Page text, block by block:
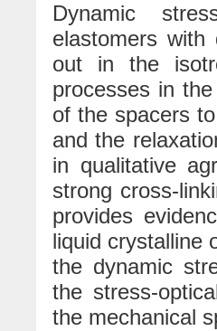
Dynamic
elastomers with
out in the
processes in
of the spacers
and the
in qualitative
strong cross-
provides
liquid crystalline
the dynamic
the stress-
the mechanical